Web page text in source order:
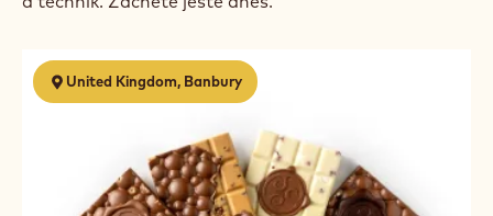
VYZKOUŠET
POKRAČUJTE V UČENÍ S
NAŠÍ AKADEMIÍ